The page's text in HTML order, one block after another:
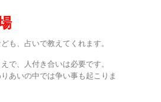
も、占いで教えてくれます。
で、人付き合いは必要です。
あいの中では争い事も起こりま